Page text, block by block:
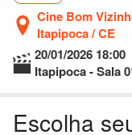
Cine Bom
Itapipoca / CE
20/01/2026 18:00
Itapipoca - Sala
Escolha